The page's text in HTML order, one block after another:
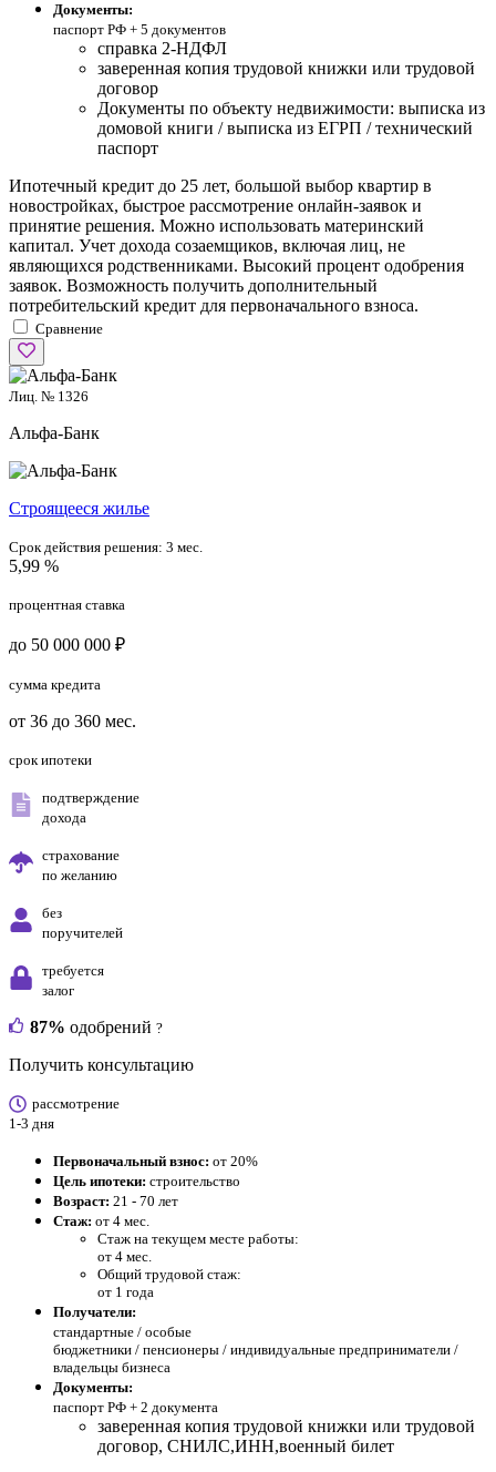
Документы:
паспорт РФ + 5 документов
справка 2-НДФЛ
заверенная копия трудовой книжки или трудовой
договор
Документы по объекту недвижимости: выписка из
домовой книги / выписка из ЕГРП / технический
паспорт
Ипотечный кредит до 25 лет, большой выбор квартир в
новостройках, быстрое рассмотрение онлайн-заявок и
принятие решения. Можно использовать материнский
капитал. Учет дохода созаемщиков, включая лиц, не
являющихся родственниками. Высокий процент одобрения
заявок. Возможность получить дополнительный
потребительский кредит для первоначального взноса.
Сравнение
Лиц. № 1326
Альфа-Банк
Cтроящееся жилье
Срок действия решения: 3 мес.
5,99 %
процентная ставка
до 50 000 000 ₽
сумма кредита
от 36 до 360 мес.
срок ипотеки
подтверждение
дохода
страхование
по желанию
без
поручителей
требуется
залог
87% одобрений ?
Получить консультацию
рассмотрение
1-3 дня
Первоначальный взнос: от 20%
Цель ипотеки: строительство
Возраст: 21 - 70 лет
Стаж: от 4 мес.
Стаж на текущем месте работы:
от 4 мес.
Общий трудовой стаж:
от 1 года
Получатели:
стандартные / особые
бюджетники / пенсионеры / индивидуальные предприниматели /
владельцы бизнеса
Документы:
паспорт РФ + 2 документа
заверенная копия трудовой книжки или трудовой
договор, СНИЛС,ИНН,военный билет